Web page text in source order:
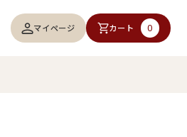
マイページ カート 0